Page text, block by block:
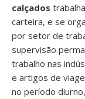
calçados
carteira, e se
por setor de
supervisão
trabalho nas
e artigos de
no período